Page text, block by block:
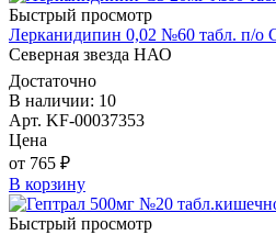
Быстрый просмотр
Лерканидипин 0,02 №60 табл. п/о
Северная звезда НАО
Достаточно
В наличии: 10
Арт. KF-00037353
Цена
от 765 ₽
В корзину
Быстрый просмотр